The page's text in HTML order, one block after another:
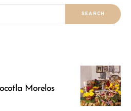
SEARCH
Morelos